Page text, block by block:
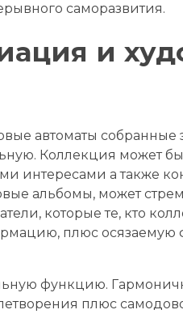
саморазвития.
и
автоматы собранные
Коллекция может
интересами а также
альбомы, может
которые те, кто
плюс осязаемую
функцию.
плюс